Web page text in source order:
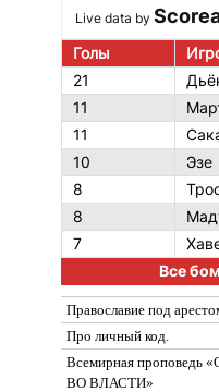
Live data by
Голы
21
11
11
10
Эзе
8
8
7
Все
Православие под
Про личный код.
Всемирная
ВО ВЛАСТИ»